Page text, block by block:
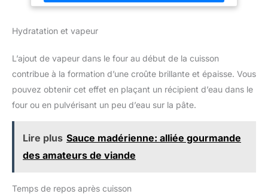
réseau de 6200 réparateurs dans le monde, pour contribuer à
lave-vaisselle ACCESSOIRES COMPLETS POUR 10
autour de la table
Hydratation et vapeur
L’ajout de vapeur dans le four au début de la cuisson
contribue à la formation d’une croûte brillante et épaisse. Vous
pouvez obtenir cet effet en plaçant un récipient d’eau dans le
four ou en pulvérisant un peu d’eau sur la pâte.
Lire plus Sauce madérienne: alliée gourmande
des amateurs de viande
Temps de repos après cuisson